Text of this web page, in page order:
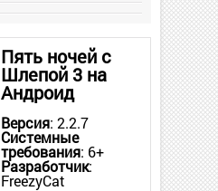
Пять ночей с
Шлепой 3 на
Андроид
Версия: 2.2.7
Системные
требования: 6+
Разработчик:
FreezyCat